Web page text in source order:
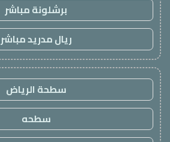
برشلونة مباشر
ريال مدريد مباشر
سطحة الرياض
سطحه